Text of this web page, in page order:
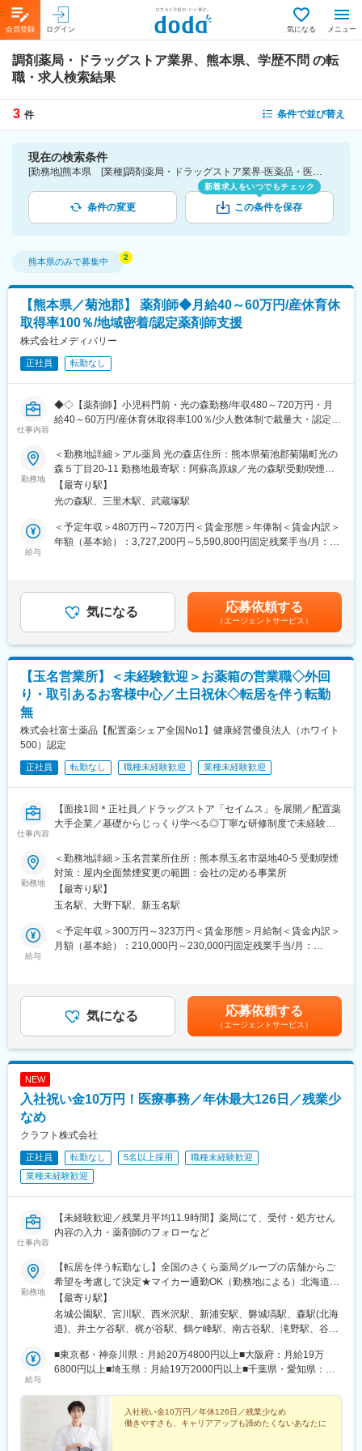
会員登録 ログイン 気になる メニュー
調剤薬局・ドラッグストア業界、熊本県、学歴不問 の転
職・求人検索結果
3 件 条件で並び替え
現在の検索条件
[勤務地]熊本県 [業種]調剤薬局・ドラッグストア業界-医薬品・医療機器・ライフサイエンス・医療系サービス [こだわり条件ピックアップ]学歴不問 [詳細条件](募集・採用情報)学歴不問
条件の変更
新着求人をいつでもチェック
この条件を保存
熊本県のみで募集中
【熊本県／菊池郡】 薬剤師◆月給40～60万円/産休育休
取得率100％/地域密着/認定薬剤師支援
株式会社メディバリー
正社員 転勤なし
仕事内容
◆◇【薬剤師】小児科門前・光の森勤務/年収480～720万円・月
給40～60万円/産休育休取得率100％/少人数体制で裁量大・認定薬
熊本県菊池郡菊陽町にあるアル薬局 光の森店にて、調剤・服薬
指導・小児処方対応など薬剤師業務全般をお任せします。
■職務詳細：
・小児科門前での調剤、監査、服薬指導業務
・OTC医薬品の販売、健康相談対応
・電子薬歴を用いた薬歴管理・情報提供
ご入社後は、既存の社員と一緒に外来調剤や小児処方の対応から
スタートしていただきます。処方の傾向や地域の患者さまの特徴
など、基礎的な部分から丁寧にお伝えしますので、小児科の経験
環境です。また、認定薬剤師取得の支援制度もあり、研修会や勉
強会への参加を通じて、スキルアップを後押しします。
店舗には社員3名が在籍しており、そのうち薬剤師は1名です。薬
剤師不在の日はグループ内の他店舗からヘルプを受けながら運営
風通しの良さがあり、一人ひとりの意見やアイデアを取り入れな
を期待しています。
当社は「必要な医療を・必要な人に・必要なタイミングで届け
る」ことを大切にしております。1日約70枚と安定した処方箋枚
数の中で、小児から高齢者まで幅広い患者さまと関わることがで
き、薬剤師としての経験値を着実に高められます。産前産後休
フイベントを経ても安心して働き続けられる環境です。
勤務地
＜勤務地詳細＞アル薬局 光の森店住所：熊本県菊池郡菊陽町光の
森５丁目20-11 勤務地最寄駅：阿蘇高原線／光の森駅受動喫煙対
策：屋内全面禁煙変更の範囲：会社の定める事業所
【最寄り駅】
光の森駅、三里木駅、武蔵塚駅
給与
＜予定年収＞480万円～720万円＜賃金形態＞年俸制＜賃金内訳＞
年額（基本給）：3,727,200円～5,590,800円固定残業手当/月：
給与補足＞■昇給：あり※月給には固定残業代40時間分が含まれて
おりますが、超過分は別途支給致します。※実際の残業時間は10-
20時間程度となります。賃金はあくまでも目安の金額であり、選
考を通じて上下する可能性があります。月給(月額)は固定手当を含
めた表記です。
気になる 応募依頼する
（エージェントサービス）
【玉名営業所】＜未経験歓迎＞お薬箱の営業職◇外回
り・取引あるお客様中心／土日祝休◇転居を伴う転勤
無
株式会社富士薬品【配置薬シェア全国No1】健康経営優良法人（ホワイト
500）認定
正社員 転勤なし 職種未経験歓迎 業種未経験歓迎
仕事内容
【面接1回＊正社員／ドラッグストア「セイムス」を展開／配置薬
大手企業／基礎からじっくり学べる◎丁寧な研修制度で未経験の
■職務内容：
担当エリアのお客様（個人宅や企業）へ訪問し、配置薬（お薬
箱）や健康食品の提案をお任せします。
※既に、取引のあるお客様先を訪問するスタイルです。
＜仕事の流れ＞
たり20～30分程度）
※一部、新たに配置薬を置いていただくお客様への訪問がありま
└配置薬は無料でおけるので、お客様も抵抗なく置いてくれる製
■未経験の方も安心◎充実した研修制度：
・入社2週間～1ヶ月 ： 先輩社員に同行し、仕事の流れを学びま
す。「会話のコツ」や「商品のご案内方法」といった実践的なス
・入社1カ月以降 ： 慣れてきたら独り立ち。既存のお客様をメイ
ンに訪問します。
◎困ったら先輩社員に相談しやすい雰囲気です。
＜専門資格を取得できる＞
・入社後は、医薬品販売の専門知識を身につけるために、登録販
売者資格を取得していただきます。（取得率90％以上）
・資格取得にあたっては、無料で支援を行いますのでご安心くだ
さい。
■働き方：
・基本土日祝休み／年3回の大型連休あり
勤務地
＜勤務地詳細＞玉名営業所住所：熊本県玉名市築地40-5 受動喫煙
対策：屋内全面禁煙変更の範囲：会社の定める事業所
【最寄り駅】
玉名駅、大野下駅、新玉名駅
給与
＜予定年収＞300万円～323万円＜賃金形態＞月給制＜賃金内訳＞
月額（基本給）：210,000円～230,000円固定残業手当/月：
年収は当社規定に基づき、年齢や経験に応じて決定します。・昇
給：年1回（4月）＜モデル給与＞※入社3年目平均基本給＋各種手
当＋業績連動給→総支給月額344,141円※業績連動給：月の予算達
成や売り上げに対して支払われます。賃金はあくまでも目安の金
額であり、選考を通じて上下する可能性があります。月給(月額)は
気になる 応募依頼する
（エージェントサービス）
NEW
入社祝い金10万円！医療事務／年休最大126日／残業少
なめ
クラフト株式会社
正社員 転勤なし 5名以上採用
職種未経験歓迎
業種未経験歓迎
仕事内容
【未経験歓迎／残業月平均11.9時間】薬局にて、受付・処方せん
内容の入力・薬剤師のフォローなど
勤務地
【転居を伴う転勤なし】全国のさくら薬局グループの店舗からご
希望を考慮して決定★マイカー通勤OK（勤務地による）北海道、
山形県、福島県、茨城県、群馬県、埼玉県、千葉県、東京都、神
奈川県、岐阜県、静岡県、愛知県、三重県、長野県、京都府、大
阪府、兵庫県、島根県、香川県、福岡県、熊本県のいずれかの店
社】東京都千代田区大手町一丁目3番1号 JAビル6階※受動喫煙対
策：あり
【最寄り駅】
名城公園駅、宮川駅、西米沢駅、新浦安駅、磐城塙駅、森駅(北海
道)、井土ケ谷駅、梶が谷駅、鶴ケ峰駅、南古谷駅、滝野駅、谷町
駅、住之江公園駅、古市駅(大阪府)、花園町駅、堺東駅、長原駅
(大阪府)、弥刀駅、南栗橋駅、北見駅、鴫野駅、中目黒駅、高輪台
阪府)、今羽駅、水俣駅、公津の杜駅、新検見川駅、平沼橋駅、小
川町駅(埼玉県)、弘明寺駅(京急線)、藤が丘駅(神奈川県)、黒岩
駅、小田急相模原駅、あざみ野駅、東林間駅、菅野駅、海神駅、
高根木戸駅、白井駅、滝不動駅、笹塚駅、兵庫駅、生田駅(神奈川
給与
■東京都・神奈川県：月給20万4800円以上■大阪府：月給19万
6800円以上■埼玉県：月給19万2000円以上■千葉県・愛知県：月
18万7200円以上■静岡県：月給18万4000円以上■三重県：月給18
万2400円以上■茨城県・北海道：月給18万800円以上■群馬県・岐
阜県・長野県：月給17万9200円以上■福岡県：月給17万7600円以
上■山形県・福島県・島根県・香川県・熊本県：月給17万4400円
入社祝い金10万円／年休126日／残業少なめ
働きやすさも、キャリアアップも諦めたくないあなたに